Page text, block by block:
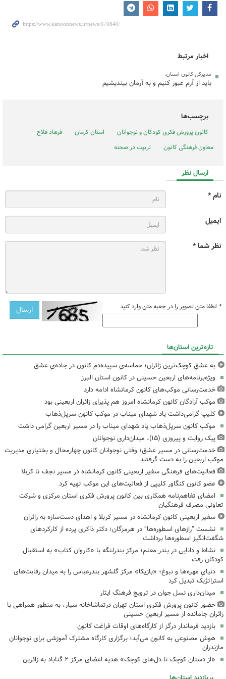
اخبار مرتبط
مدیرکل کانون استان:
باید از آرم عبور کنیم و به آرمان بیندیشیم
برچسب‌ها
کانون پرورش فکری کودکان و نوجوانان استان کرمان
فرهاد فلاح
معاون فرهنگی کانون
تربیت در صحنه
ارسال نظر
نام *
ایمیل
نظر شما *
* لطفا متن تصویر را در جعبه متن وارد کنید
تازه‌ترین استان‌ها
به عشقِ کوچک‌ترین زائران؛ حماسه‌یِ سپیده‌دمِ کانون در جاده‌یِ عشق
ویژه‌برنامه‌های اربعین حسینی در کانون استان البرز
خدمت‌رسانی موکب‌های کانون کرمانشاه ادامه دارد
موکب آزادگان کانون کرمانشاه امروز هم پذیرای زائران اربعینی بود
کلیپ گرامی‌داشت یاد شهدای میناب در موکب کانون سرپل‌ذهاب
موکب کانون سرپل‌ذهاب یاد شهدای میناب را در مسیر اربعین گرامی داشت
پیک روایت و پیروزی (۱۵)، میدان‌داری نوجوانان
خدمت‌رسانی در مسیر عشق؛ وقتی نوجوانان کانون چهارمحال و بختیاری مدیریت
موکب اربعین را به دست گرفتند
فعالیت‌های فرهنگی سفیر اربعینی کانون کرمانشاه در مسیر نجف تا کربلا
عضو کانون کنگاور کلیپی از فعالیت‌های این موکب تهیه کرد
امضای تفاهم‌نامه همکاری بین کانون پرورش فکری استان مرکزی و شرکت
تعاونی مصرف فرهنگیان
سفیر اربعینی کانون کرمانشاه در مسیر کربلا و اهدای دست‌سازه به زائران
نشست “رازهای اسطوره‌ها” در هرمزگان؛ دکتر ذاکری پرده از کارکردهای
شگفت‌انگیز اسطوره‌ها برداشت
نشاط و دانایی در بندر معلم؛ مرکز بندرلنگه با «کاروان کتاب» به استقبال
کودکان رفت
دنیایِ مهره‌ها و نبوغ؛ «بازیکا» مرکز گلشهر بندرعباس را به میدان رقابت‌های
استراتژیک تبدیل کرد
میدان‌داری نسل جوان در ترویج فرهنگ ایثار
حضور کانون پرورش فکری استان تهران درتماشاخانه سیار، به منظور همراهی با
زائران جامانده از مسیر اربعین حسینی
بازدید فرماندار درگز از کارگاه‌های اوقات فراغت کانون
هوش مصنوعی به کانون می‌آید؛ برگزاری کارگاه مشترک آموزشی برای نوجوانان
مازندران
«از دستان کوچک تا دل‌های کوچک» هدیه اعضای مرکز ۲ گناباد به زائرین